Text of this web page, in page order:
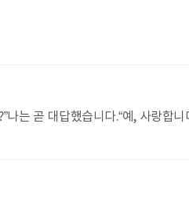
는 곧 대답했습니다.“예, 사랑합